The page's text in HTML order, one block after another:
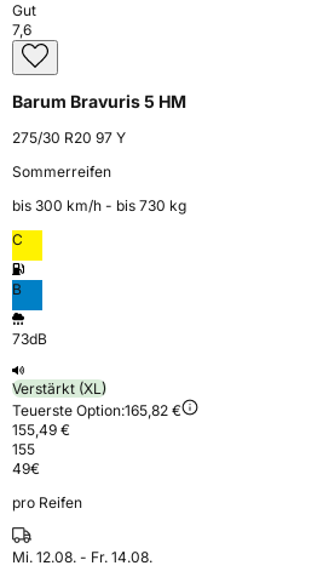
Gut
7,6
Barum Bravuris 5 HM
275/30 R20 97 Y
Sommerreifen
bis 300 km⁠/⁠h - bis 730 kg
C
B
73dB
Verstärkt (XL)
Teuerste Option:165,82 €
155,49 €
155
49€
pro Reifen
Mi. 12.08. - Fr. 14.08.